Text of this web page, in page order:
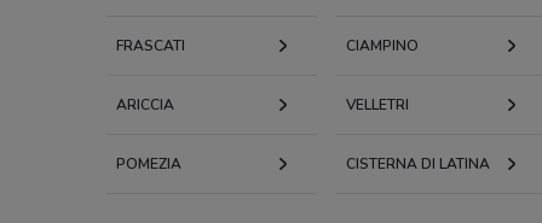
FRASCATI CIAMPINO
ARICCIA VELLETRI
POMEZIA CISTERNA DI LATINA